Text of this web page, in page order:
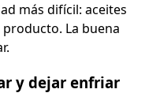
más difícil: aceites
La buena
y dejar enfriar